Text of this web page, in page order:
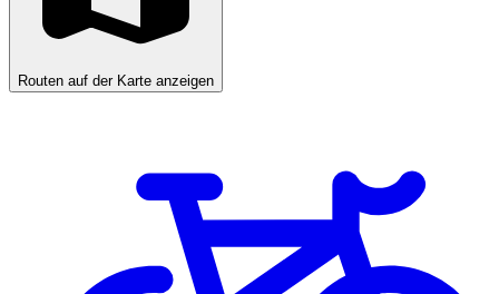
Routen auf der Karte anzeigen